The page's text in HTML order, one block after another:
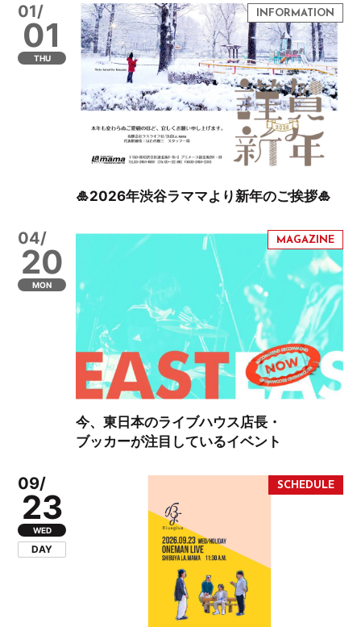
01/
01
THU
🎍2026年渋谷ラママより新年のご挨拶🎍
04/
20
MON
今、東日本のライブハウス店長・
ブッカーが注目しているイベント
09/
23
WED
DAY